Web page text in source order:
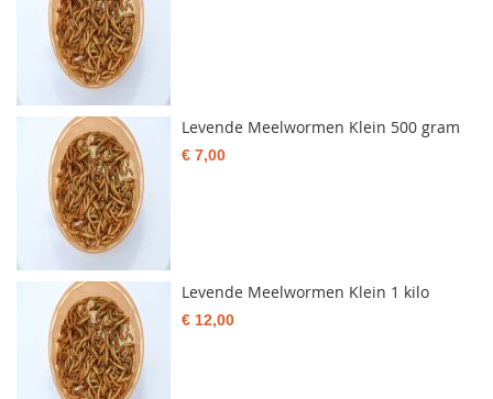
Levende Meelwormen Klein 500 gram
€ 7,00
Levende Meelwormen Klein 1 kilo
€ 12,00